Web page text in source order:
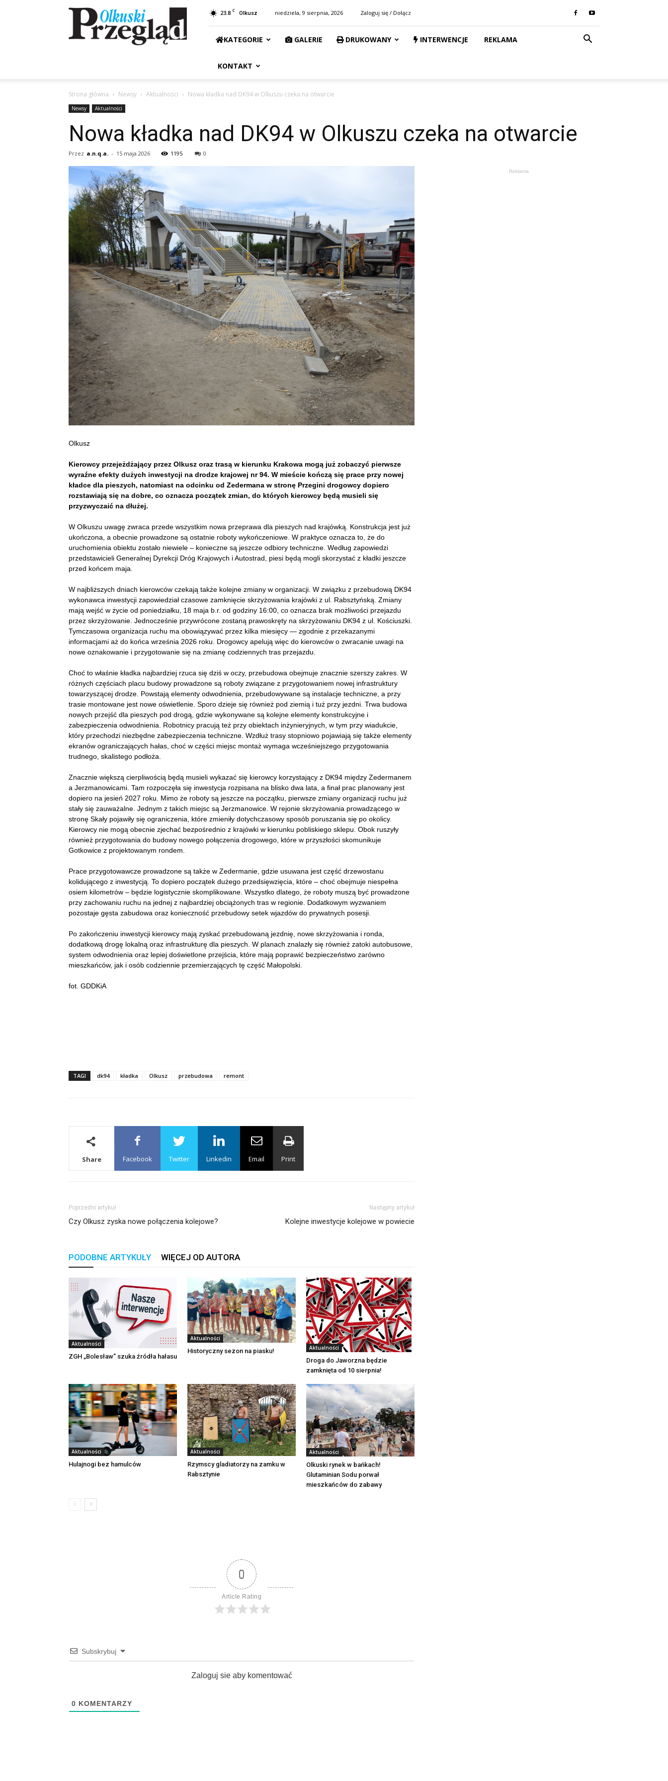
Przegląd
Olkuski
23.8 C Olkusz niedziela, 9 sierpnia, 2026 Zaloguj się / Dołącz
KATEGORIE GALERIE DRUKOWANY INTERWENCJE REKLAMA
KONTAKT
Strona główna Newsy Aktualności Nowa kładka nad DK94 w Olkuszu czeka na otwarcie
Newsy Aktualności
Nowa kładka nad DK94 w Olkuszu czeka na otwarcie
Przez a.n.q.a. - 15 maja 2026 1195 0
Olkusz
Kierowcy przejeżdżający przez Olkusz oraz trasą w kierunku Krakowa mogą już zobaczyć pierwsze
wyraźne efekty dużych inwestycji na drodze krajowej nr 94. W mieście kończą się prace przy nowej
kładce dla pieszych, natomiast na odcinku od Zedermana w stronę Przegini drogowcy dopiero
rozstawiają się na dobre, co oznacza początek zmian, do których kierowcy będą musieli się
przyzwyczaić na dłużej.
W Olkuszu uwagę zwraca przede wszystkim nowa przeprawa dla pieszych nad krajówką. Konstrukcja jest już
ukończona, a obecnie prowadzone są ostatnie roboty wykończeniowe. W praktyce oznacza to, że do
uruchomienia obiektu zostało niewiele – konieczne są jeszcze odbiory techniczne. Według zapowiedzi
przedstawicieli Generalnej Dyrekcji Dróg Krajowych i Autostrad, piesi będą mogli skorzystać z kładki jeszcze
przed końcem maja.
W najbliższych dniach kierowców czekają także kolejne zmiany w organizacji. W związku z przebudową DK94
wykonawca inwestycji zapowiedział czasowe zamknięcie skrzyżowania krajówki z ul. Rabsztyńską. Zmiany
mają wejść w życie od poniedziałku, 18 maja b.r. od godziny 16:00, co oznacza brak możliwości przejazdu
przez skrzyżowanie. Jednocześnie przywrócone zostaną prawoskręty na skrzyżowaniu DK94 z ul. Kościuszki.
Tymczasowa organizacja ruchu ma obowiązywać przez kilka miesięcy — zgodnie z przekazanymi
informacjami aż do końca września 2026 roku. Drogowcy apelują więc do kierowców o zwracanie uwagi na
nowe oznakowanie i przygotowanie się na zmianę codziennych tras przejazdu.
Choć to właśnie kładka najbardziej rzuca się dziś w oczy, przebudowa obejmuje znacznie szerszy zakres. W
różnych częściach placu budowy prowadzone są roboty związane z przygotowaniem nowej infrastruktury
towarzyszącej drodze. Powstają elementy odwodnienia, przebudowywane są instalacje techniczne, a przy
trasie montowane jest nowe oświetlenie. Sporo dzieje się również pod ziemią i tuż przy jezdni. Trwa budowa
nowych przejść dla pieszych pod drogą, gdzie wykonywane są kolejne elementy konstrukcyjne i
zabezpieczenia odwodnienia. Robotnicy pracują też przy obiektach inżynieryjnych, w tym przy wiadukcie,
który przechodzi niezbędne zabezpieczenia techniczne. Wzdłuż trasy stopniowo pojawiają się także elementy
ekranów ograniczających hałas, choć w części miejsc montaż wymaga wcześniejszego przygotowania
trudnego, skalistego podłoża.
Znacznie większą cierpliwością będą musieli wykazać się kierowcy korzystający z DK94 między Zedermanem
a Jerzmanowicami. Tam rozpoczęła się inwestycja rozpisana na blisko dwa lata, a finał prac planowany jest
dopiero na jesień 2027 roku. Mimo że roboty są jeszcze na początku, pierwsze zmiany organizacji ruchu już
stały się zauważalne. Jednym z takich miejsc są Jerzmanowice. W rejonie skrzyżowania prowadzącego w
stronę Skały pojawiły się ograniczenia, które zmieniły dotychczasowy sposób poruszania się po okolicy.
Kierowcy nie mogą obecnie zjechać bezpośrednio z krajówki w kierunku pobliskiego sklepu. Obok ruszyły
również przygotowania do budowy nowego połączenia drogowego, które w przyszłości skomunikuje
Gotkowice z projektowanym rondem.
Prace przygotowawcze prowadzone są także w Zedermanie, gdzie usuwana jest część drzewostanu
kolidującego z inwestycją. To dopiero początek dużego przedsięwzięcia, które – choć obejmuje niespełna
osiem kilometrów – będzie logistycznie skomplikowane. Wszystko dlatego, że roboty muszą być prowadzone
przy zachowaniu ruchu na jednej z najbardziej obciążonych tras w regionie. Dodatkowym wyzwaniem
pozostaje gęsta zabudowa oraz konieczność przebudowy setek wjazdów do prywatnych posesji.
Po zakończeniu inwestycji kierowcy mają zyskać przebudowaną jezdnię, nowe skrzyżowania i ronda,
dodatkową drogę lokalną oraz infrastrukturę dla pieszych. W planach znalazły się również zatoki autobusowe,
system odwodnienia oraz lepiej doświetlone przejścia, które mają poprawić bezpieczeństwo zarówno
mieszkańców, jak i osób codziennie przemierzających tę część Małopolski.
fot. GDDKiA
TAGI dk94 kładka Olkusz przebudowa remont
Share Facebook Twitter Linkedin Email Print
Poprzedni artykuł
Czy Olkusz zyska nowe połączenia kolejowe?
Następny artykuł
Kolejne inwestycje kolejowe w powiecie
PODOBNE ARTYKUŁY WIĘCEJ OD AUTORA
Aktualności
ZGH „Bolesław” szuka źródła hałasu
Aktualności
Historyczny sezon na piasku! Aktualności
Droga do Jaworzna będzie
zamknięta od 10 sierpnia!
Aktualności
Hulajnogi bez hamulców
Aktualności
Rzymscy gladiatorzy na zamku w
Rabsztynie
Aktualności
Olkuski rynek w bańkach!
Glutaminian Sodu porwał
mieszkańców do zabawy
0
Article Rating
Subskrybuj
Zaloguj sie aby komentować
0 KOMENTARZY
Reklama